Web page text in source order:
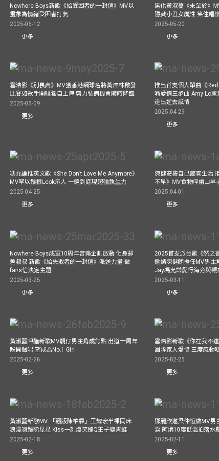
Nowhere Boys新歌《給受困者的一封信》MV以
畫象為情緒受困者打氣
2025-06-12
更多
黑化黃淑蔓《未至於》
隱藏小丑女魔性 笑住唱
2025-05-20
更多
雲浩影《別畏高》MV獲香港網球名將黃澤林啟發
比賽如歌手開騷獨自上陣 努力裝備機會隨時降臨
2025-05-09
更多
推出首支個人單曲《
喻愛情三步曲 Amy Lo
走出逝去感情
2025-04-29
更多
馮允謙推英文歌《She Don’t Love Me Anymore》
MV罕以鬚根Look示人 一鏡到底現超強執生力
2025-04-25
更多
陳健安按自己節奏生活
不早》MV食物俘虜山羊
2025-04-01
更多
Nowhere Boys成軍10周年音樂企劃啟動 化身郵
差叔叔 新歌《給失敗者的一封信》派送力量 徵
fans信決定主題
2025-03-25
更多
2025首支派台歌《然之
邀請陳健朗擔任MV男主
Jay馮允謙愛行海旁與
2025-03-11
更多
黃淑蔓呷醋新歌MV靚仔男主角成焦點 出道十周年
盼開個唱 望成為No.1 Girl
2025-02-26
更多
雲浩影新歌《你在我不
團隊家人愛惜 三度感動
2025-02-25
更多
黃淑蔓新歌MV 「翻版陳柏霖」王耀宏半裸同床
浪漫剃鬚睇星星 Kiss一刻爆笑撻Q王子變青蛙
2025-02-18
更多
鄧麗欣邀梁仲恆做MV男
淚 阿炳10度低溫拍落水
2025-02-11
更多